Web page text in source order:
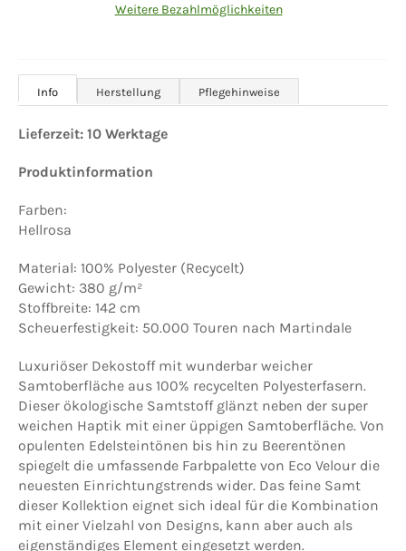
Weitere Bezahlmöglichkeiten
Info Herstellung Pflegehinweise
Lieferzeit: 10 Werktage
Produktinformation
Farben:
Hellrosa
Material: 100% Polyester (Recycelt)
Gewicht: 380 g/m²
Stoffbreite: 142 cm
Scheuerfestigkeit: 50.000 Touren nach Martindale
Luxuriöser Dekostoff mit wunderbar weicher
Samtoberfläche aus 100% recycelten Polyesterfasern.
Dieser ökologische Samtstoff glänzt neben der super
weichen Haptik mit einer üppigen Samtoberfläche. Von
opulenten Edelsteintönen bis hin zu Beerentönen
spiegelt die umfassende Farbpalette von Eco Velour die
neuesten Einrichtungstrends wider. Das feine Samt
dieser Kollektion eignet sich ideal für die Kombination
mit einer Vielzahl von Designs, kann aber auch als
eigenständiges Element eingesetzt werden.